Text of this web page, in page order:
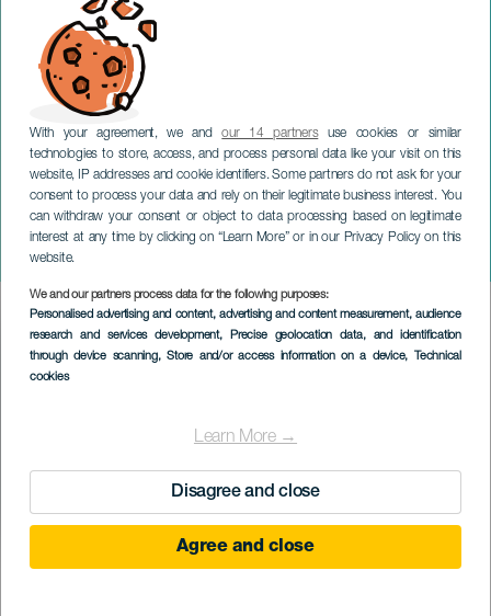
With your agreement, we andour 14 partnersuse cookies or similar
technologies to store, access, and process personal data like your visit on this
website, IP addresses and cookie identifiers. Some partners do not ask for your
consent to process your data and rely on their legitimate business interest. You
can withdraw your consent or object to data processing based on legitimate
interest at any time by clicking on “Learn More” or in our Privacy Policy on this
website.
We and our partners process data for the following purposes:
Personalised advertising and content, advertising and content measurement, audience
research and services development, Precise geolocation data, and identification
through device scanning, Store and/or access information on a device, Technical
cookies
Learn More →
Disagree and close
Agree and close
Вельвет Флорес на
концерте
ЛАНСАРОТЕ
Imagen
Listado